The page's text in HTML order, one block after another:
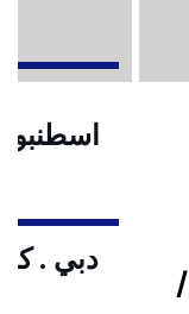
ولغاية 08 / 05 /
دبي .